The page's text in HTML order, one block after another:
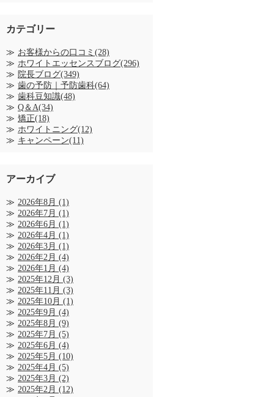
カテゴリー
お客様からの口コミ(28)
ホワイトエッセンスブログ(296)
院長ブログ(349)
歯の予防｜予防歯科(64)
歯科豆知識(48)
Q＆A(34)
矯正(18)
ホワイトニング(12)
キャンペーン(11)
アーカイブ
2026年8月 (1)
2026年7月 (1)
2026年6月 (1)
2026年4月 (1)
2026年3月 (1)
2026年2月 (4)
2026年1月 (4)
2025年12月 (3)
2025年11月 (3)
2025年10月 (1)
2025年9月 (4)
2025年8月 (9)
2025年7月 (5)
2025年6月 (4)
2025年5月 (10)
2025年4月 (5)
2025年3月 (2)
2025年2月 (12)